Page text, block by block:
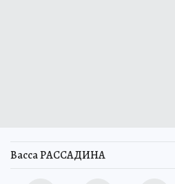
Васса РАССАДИНА